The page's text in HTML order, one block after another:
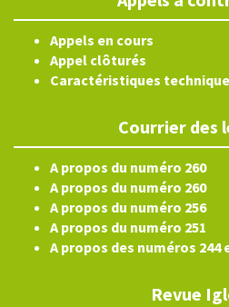
Appels en cours
Appel clôturés
Caractéristiques
Courrier des
A propos du numéro 260
A propos du numéro 260
A propos du numéro 256
A propos du numéro 251
A propos des numéros 244
Revue